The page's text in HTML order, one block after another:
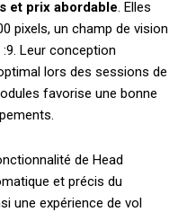
et prix abordable. Elles
pixels, un champ de vision
:9. Leur conception
lors des sessions de
favorise une bonne
de Head
et précis du
une expérience de vol